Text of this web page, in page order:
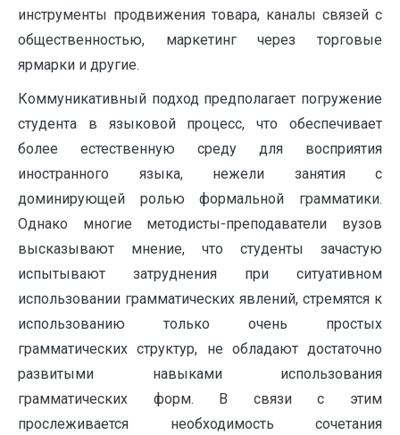
инструменты продвижения товара, каналы связей с
общественностью, маркетинг через торговые
ярмарки и другие.
Коммуникативный подход предполагает погружение
студента в языковой процесс, что обеспечивает
более естественную среду для восприятия
иностранного языка, нежели занятия с
доминирующей ролью формальной грамматики.
Однако многие методисты-преподаватели вузов
высказывают мнение, что студенты зачастую
испытывают затруднения при ситуативном
использовании грамматических явлений, стремятся к
использованию только очень простых
грамматических структур, не обладают достаточно
развитыми навыками использования
грамматических форм. В связи с этим
прослеживается необходимость сочетания